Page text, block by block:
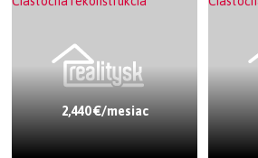
2,440 €/mesiac